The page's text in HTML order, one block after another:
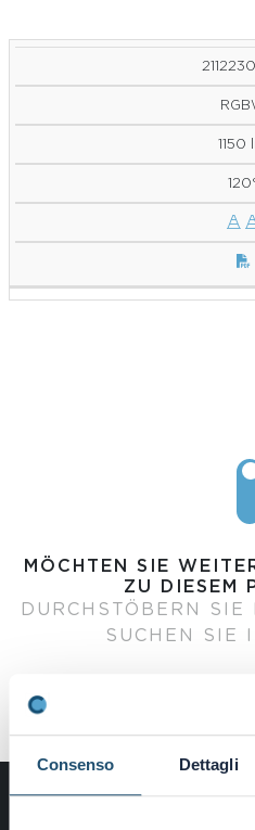
Consenso Dettagli
1150
MÖCHTEN SIE
ZU DIESEM
DURCHSTÖBERN
SUCHEN SIE